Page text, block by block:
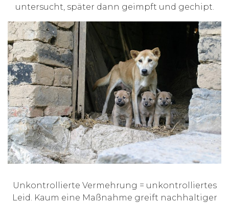
untersucht, später dann geimpft und gechipt.
Unkontrollierte Vermehrung = unkontrolliertes
Leid. Kaum eine Maßnahme greift nachhaltiger